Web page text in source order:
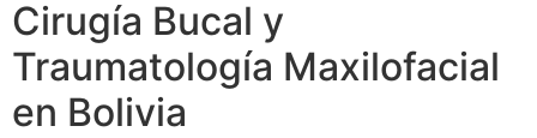
Cirugía Bucal y
Traumatología Maxilofacial
en Bolivia